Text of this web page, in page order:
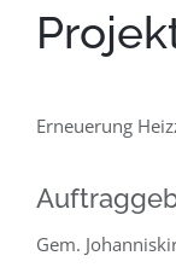
Erneuerung
Gem.